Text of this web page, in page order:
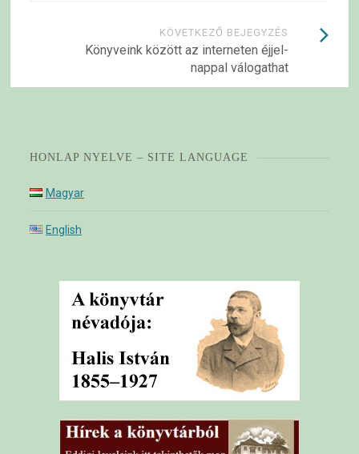
KÖVETKEZŐ BEJEGYZÉS
Könyveink között az interneten éjjel-
nappal válogathat
HONLAP NYELVE – SITE LANGUAGE
Magyar
English